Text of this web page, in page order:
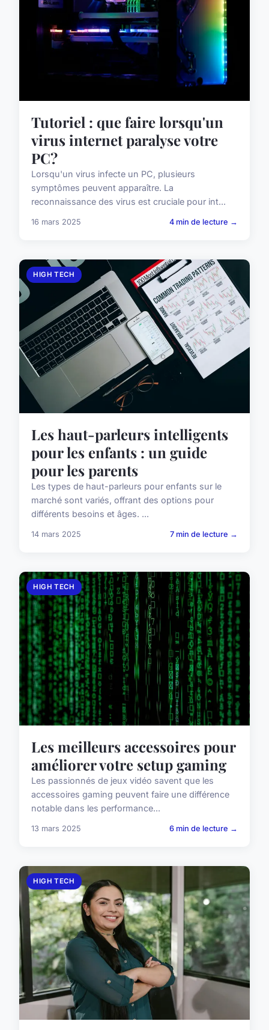
Tutoriel : que faire lorsqu'un
virus internet paralyse votre
PC?
Lorsqu'un virus infecte un PC, plusieurs
symptômes peuvent apparaître. La
reconnaissance des virus est cruciale pour int...
16 mars 2025 4 min de lecture →
HIGH TECH
Les haut-parleurs intelligents
pour les enfants : un guide
pour les parents
Les types de haut-parleurs pour enfants sur le
marché sont variés, offrant des options pour
différents besoins et âges. ...
14 mars 2025 7 min de lecture →
HIGH TECH
Les meilleurs accessoires pour
améliorer votre setup gaming
Les passionnés de jeux vidéo savent que les
accessoires gaming peuvent faire une différence
notable dans les performance...
13 mars 2025 6 min de lecture →
HIGH TECH